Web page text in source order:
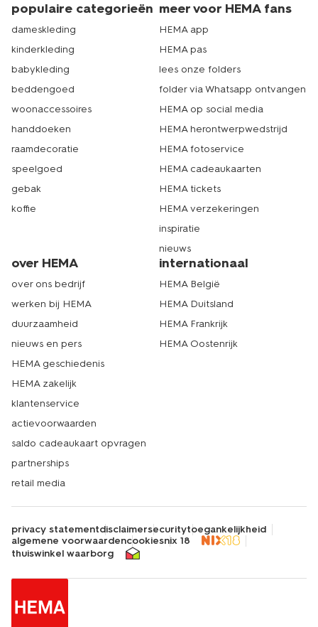
populaire categorieën
dameskleding
kinderkleding
babykleding
beddengoed
woonaccessoires
handdoeken
raamdecoratie
speelgoed
gebak
koffie
meer voor HEMA fans
HEMA app
HEMA pas
lees onze folders
folder via Whatsapp ontvangen
HEMA op social media
HEMA herontwerpwedstrijd
HEMA fotoservice
HEMA cadeaukaarten
HEMA tickets
HEMA verzekeringen
inspiratie
nieuws
over HEMA
over ons bedrijf
werken bij HEMA
duurzaamheid
nieuws en pers
HEMA geschiedenis
HEMA zakelijk
klantenservice
actievoorwaarden
saldo cadeaukaart opvragen
partnerships
retail media
internationaal
HEMA België
HEMA Duitsland
HEMA Frankrijk
HEMA Oostenrijk
privacy statementdisclaimersecuritytoegankelijkheid
algemene voorwaardencookiesnix 18
thuiswinkel waarborg